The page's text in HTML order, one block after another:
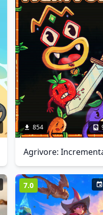
854
7.0